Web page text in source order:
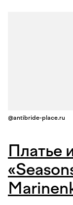
@antibride-place.ru
Платье